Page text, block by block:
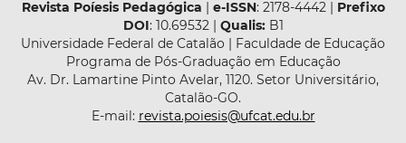
Revista Poíesis Pedagógica e-ISSN: 2178-4442 | Prefixo
DOI: 10.69532 | Qualis:B1
Universidade Federal de Catalão | Faculdade de Educação
Programa de Pós-Graduação em Educação
Av. Dr. Lamartine Pinto Avelar, 1120. Setor Universitário,
Catalão-GO.
E-mail: revista.poiesis@ufcat.edu.br